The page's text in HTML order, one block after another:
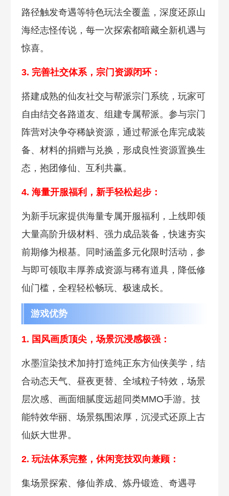
路径触发奇遇等特色玩法全覆盖，深度还原山
海经志怪传说，每一次探索都暗藏全新机遇与
惊喜。
3. 完善社交体系，宗门资源闭环：
搭建成熟的仙友社交与帮派宗门系统，玩家可
自由结交各路道友、组建专属帮派。参与宗门
阵营对决争夺稀缺资源，通过帮派仓库完成装
备、材料的捐赠与兑换，形成良性资源置换生
态，抱团修仙、互利共赢。
4. 海量开服福利，新手轻松起步：
为新手玩家提供海量专属开服福利，上线即领
大量高阶升级材料、强力成品装备，快速夯实
前期修为根基。同时涵盖多元化限时活动，参
与即可领取丰厚养成资源与稀有道具，降低修
仙门槛，全程轻松畅玩、极速成长。
游戏优势
1. 国风画质顶尖，场景沉浸感极强：
水墨渲染技术加持打造纯正东方仙侠美学，结
合动态天气、昼夜更替、全域粒子特效，场景
层次感、画面细腻度远超同类MMO手游。技
能特效华丽、场景氛围浓厚，沉浸式还原上古
仙妖大世界。
2. 玩法体系完整，休闲竞技双向兼顾：
集场景探索、修仙养成、炼丹锻造、奇遇寻